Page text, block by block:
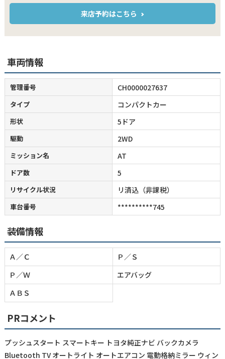
来店予約はこちら
車両情報
管理番号 CH0000027637
タイプ コンパクトカー
形状 5ドア
駆動 2WD
ミッション名 AT
ドア数 5
リサイクル状況 リ済込（非課税）
車台番号 **********745
装備情報
Ａ／Ｃ
Ｐ／Ｓ
Ｐ／Ｗ
エアバッグ
ＡＢＳ
PRコメント
プッシュスタート スマートキー トヨタ純正ナビ バックカメラ
Bluetooth TV オートライト オートエアコン 電動格納ミラー ウィン